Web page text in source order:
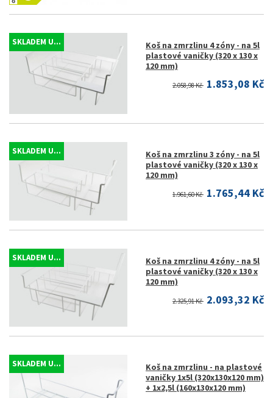
SKLADEM U...
Koš na zmrzlinu 4 zóny - na 5l
plastové vaničky (320 x 130 x
120 mm)
2.058,98 Kč 1.853,08 Kč
SKLADEM U...
Koš na zmrzlinu 3 zóny - na 5l
plastové vaničky (320 x 130 x
120 mm)
1.961,60 Kč 1.765,44 Kč
SKLADEM U...
Koš na zmrzlinu 4 zóny - na 5l
plastové vaničky (320 x 130 x
120 mm)
2.325,91 Kč 2.093,32 Kč
SKLADEM U...
Koš na zmrzlinu - na plastové
vaničky 1x5l (320x130x120 mm)
+ 1x2,5l (160x130x120 mm)